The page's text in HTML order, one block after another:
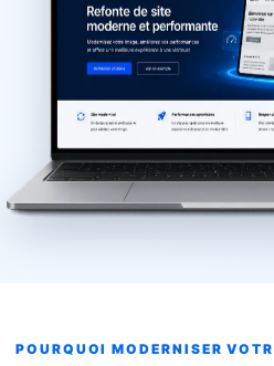
POURQUOI MODERNISER